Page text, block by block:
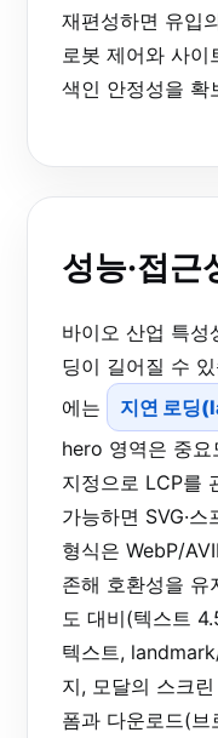
재편성하면 유입
로봇 제어와 사
색인 안정성을 확
성능·접근
바이오 산업 특성
딩이 길어질 수
에는
지연 로딩
hero 영역은 중요
지정으로 LCP를
가능하면 SVG·
형식은 WebP/
존해 호환성을 유
도 대비(텍스트
텍스트,
지, 모달의 스크
폼과 다운로드(